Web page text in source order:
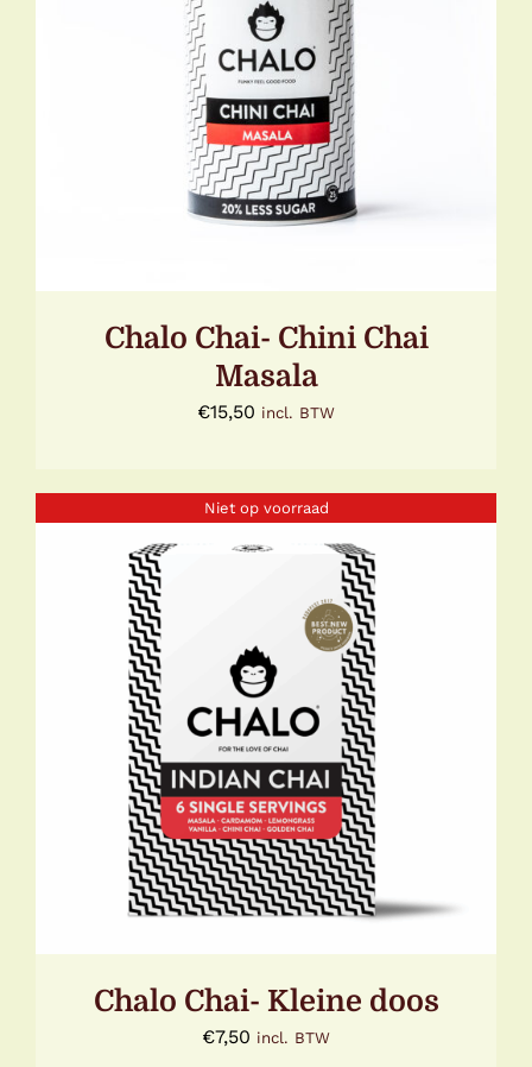
DETAILS
Chalo Chai- Chini Chai
Masala
€15,50 incl. BTW
Niet op voorraad
DETAILS
Chalo Chai- Kleine doos
€7,50 incl. BTW